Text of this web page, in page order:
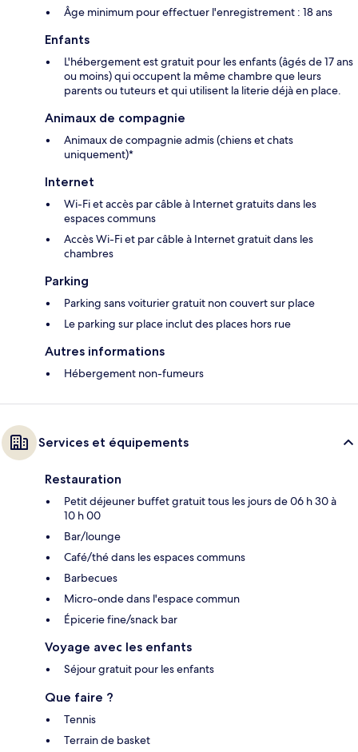
Âge minimum pour effectuer l'enregistrement : 18 ans
Enfants
L'hébergement est gratuit pour les enfants (âgés de 17 ans
ou moins) qui occupent la même chambre que leurs
parents ou tuteurs et qui utilisent la literie déjà en place.
Animaux de compagnie
Animaux de compagnie admis (chiens et chats
uniquement)*
Internet
Wi-Fi et accès par câble à Internet gratuits dans les
espaces communs
Accès Wi-Fi et par câble à Internet gratuit dans les
chambres
Parking
Parking sans voiturier gratuit non couvert sur place
Le parking sur place inclut des places hors rue
Autres informations
Hébergement non-fumeurs
Services et équipements
Restauration
Petit déjeuner buffet gratuit tous les jours de 06 h 30 à
10 h 00
Bar/lounge
Café/thé dans les espaces communs
Barbecues
Micro-onde dans l'espace commun
Épicerie fine/snack bar
Voyage avec les enfants
Séjour gratuit pour les enfants
Que faire ?
Tennis
Terrain de basket